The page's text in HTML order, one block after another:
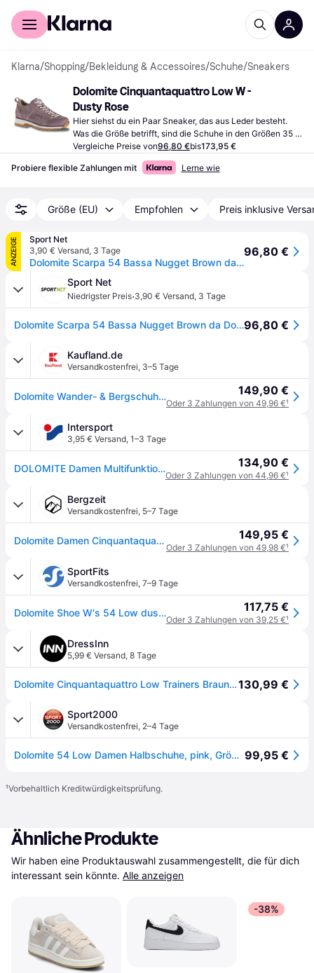
Für Shopper
Klarna/Shopping/Bekleidung & Accessoires/Schuhe/Sneakers
Dolomite Cinquantaquattro Low W -
Dusty Rose
Hier siehst du ein Paar Sneaker, das aus Leder besteht.
Was die Größe betrifft, sind die Schuhe in den Größen 35
bis 42 ½ erhältlich.
Vergleiche Preise von96,80 €bis173,95 €
Probiere flexible Zahlungen mit Lerne wie
Größe (EU) Empfohlen Preis inklusive
ANZEIGE
Sport Net
3,90 € Versand, 3 Tage
Dolomite Scarpa 54 Bassa Nugget Brown da Donna
96,80 €
Sport Net
Niedrigster Preis·3,90 € Versand, 3 Tage
Dolomite Scarpa 54 Bassa Nugget Brown da Donna96,80 €
Kaufland.de
Versandkostenfrei, 3–5 Tage
Dolomite Wander- & Bergschuhe Damen 31313538383331 Grau 41 1/2 EU 149,90 €
Oder 3 Zahlungen von 49,96 €¹
Intersport
3,95 € Versand, 1–3 Tage
DOLOMITE Damen Multifunktionsschuhe DOL Shoe W's 54 Low 134,90 €
Oder 3 Zahlungen von 44,96 €¹
Bergzeit
Versandkostenfrei, 5–7 Tage
Dolomite Damen Cinquantaquattro Low Schuhe 149,95 €
Oder 3 Zahlungen von 49,98 €¹
SportFits
Versandkostenfrei, 7–9 Tage
Dolomite Shoe W's 54 Low dusty rose (1048) 3.5 117,75 €
Oder 3 Zahlungen von 39,25 €¹
DressInn
5,99 € Versand, 8 Tage
Dolomite Cinquantaquattro Low Trainers Braun EU 42 Frau130,99 €
Sport2000
Versandkostenfrei, 2–4 Tage
Dolomite 54 Low Damen Halbschuhe, pink, Größe 38 99,95 €
¹Vorbehaltlich Kreditwürdigkeitsprüfung.
Ähnliche Produkte
Wir haben eine Produktauswahl zusammengestellt, die für dich
interessant sein könnte. Alle anzeigen
-38%